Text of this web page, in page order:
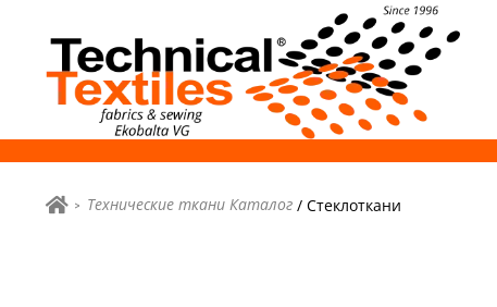
Технические ткани Каталог / Стеклоткани